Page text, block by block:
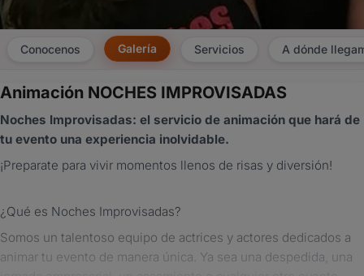
Conocenos Galería Servicios A dónde
Animación NOCHES IMPROVISADAS
Noches Improvisadas: el servicio de animación que hará de
tu evento una experiencia inolvidable.
¡Preparate para vivir momentos llenos de risas y diversión!
¿Qué es Noches Improvisadas?
Somos un talentoso equipo de actrices y actores dedicados a
animar tu evento de manera única. Ya sea una despedida, una
×
Consultar
¿Ya
Iniciá
aquí
para